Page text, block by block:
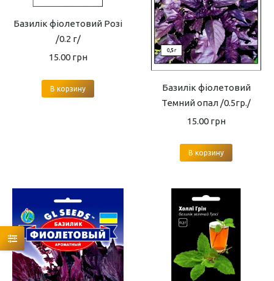
Базилік фіолетовий Розі
/0.2 г/
15.00 грн
В корзину
Базилік фіолетовий
Темний опал /0.5гр./
15.00 грн
В корзину